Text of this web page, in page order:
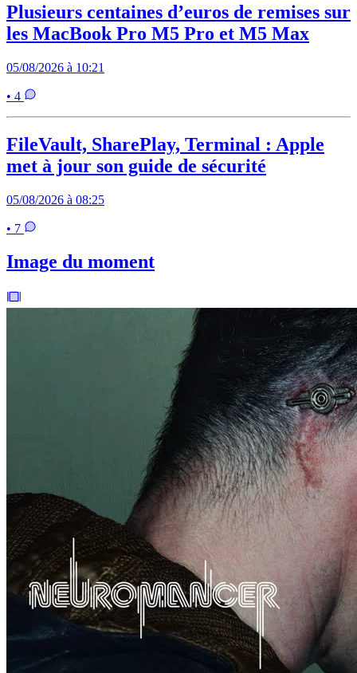
Plusieurs centaines d’euros de remises sur
les MacBook Pro M5 Pro et M5 Max
05/08/2026 à 10:21
• 4
FileVault, SharePlay, Terminal : Apple
met à jour son guide de sécurité
05/08/2026 à 08:25
• 7
Image du moment